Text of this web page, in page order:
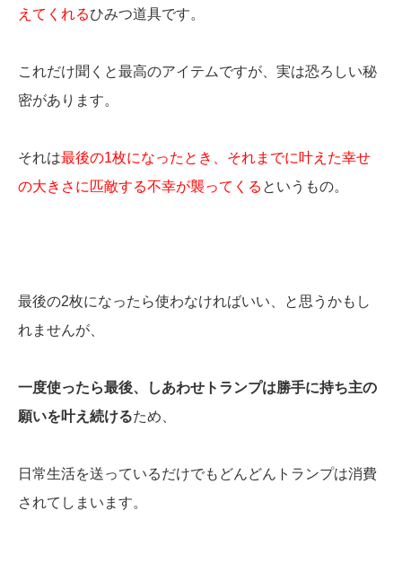
えてくれるひみつ道具です。
これだけ聞くと最高のアイテムですが、実は恐ろしい秘
密があります。
それは最後の1枚になったとき、それまでに叶えた幸せ
の大きさに匹敵する不幸が襲ってくる というもの。
最後の2枚になったら使わなければいい、と思うかもし
れませんが、
一度使ったら最後、しあわせトランプは勝手に持ち主の
願いを叶え続けるため、
日常生活を送っているだけでもどんどんトランプは消費
されてしまいます。